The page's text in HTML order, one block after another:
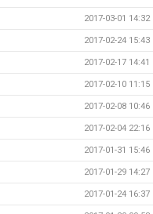
2017-03-01 14:32
2017-02-24 15:43
2017-02-17 14:41
2017-02-10 11:15
2017-02-08 10:46
2017-02-04 22:16
2017-01-31 15:46
2017-01-29 14:27
2017-01-24 16:37